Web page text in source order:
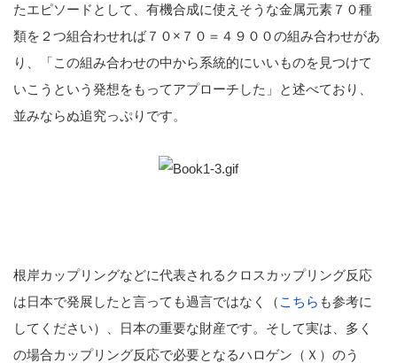
たエピソードとして、有機合成に使えそうな金属元素７０種
類を２つ組合わせれば７０×７０＝４９００の組み合わせがあ
り、「この組み合わせの中から系統的にいいものを見つけて
いこうという発想をもってアプローチした」と述べており、
並みならぬ追究っぷりです。
根岸カップリングなどに代表されるクロスカップリング反応
は日本で発展したと言っても過言ではなく（ こちら も参考に
してください）、日本の重要な財産です。そして実は、多く
の場合カップリング反応で必要となるハロゲン（Ｘ）のう